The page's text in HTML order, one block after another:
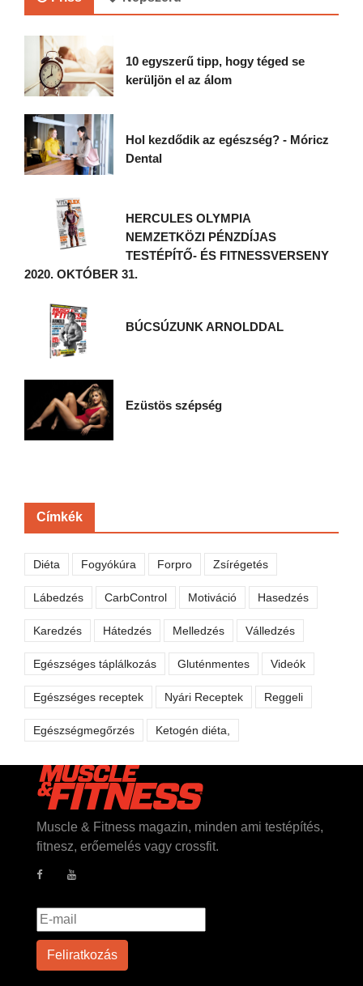
10 egyszerű tipp, hogy téged se
kerüljön el az álom
Hol kezdődik az egészség? - Móricz
Dental
HERCULES OLYMPIA
NEMZETKÖZI PÉNZDÍJAS
TESTÉPÍTŐ- ÉS FITNESSVERSENY
2020. OKTÓBER 31.
BÚCSÚZUNK ARNOLDDAL
Ezüstös szépség
Címkék
Diéta Fogyókúra Forpro Zsírégetés
Lábedzés CarbControl Motiváció Hasedzés
Karedzés Hátedzés Melledzés Válledzés
Egészséges táplálkozás Gluténmentes Videók
Egészséges receptek Nyári Receptek Reggeli
Egészségmegőrzés Ketogén diéta,
Muscle & Fitness magazin, minden ami testépítés,
fitnesz, erőemelés vagy crossfit.